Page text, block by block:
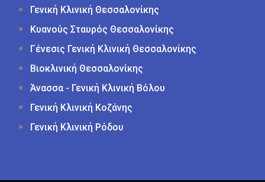
Γενική Κλινική Θεσσαλονίκης
Κυανούς Σταυρός Θεσσαλονίκης
Γένεσις Γενική Κλινική Θεσσαλονίκης
Βιοκλινική Θεσσαλονίκης
Άνασσα - Γενική Κλινική Βόλου
Γενική Κλινική Κοζάνης
Γενική Κλινική Ρόδου